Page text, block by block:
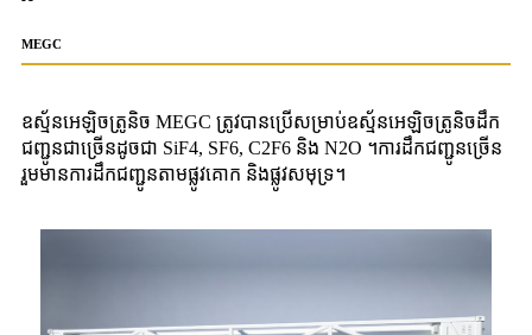
MEGC
ឧស្ម័នអេឡិចត្រូនិច MEGC ត្រូវបានប្រើសម្រាប់ឧស្ម័នអេឡិចត្រូនិចដឹក
ជញ្ជូនជាច្រើនដូចជា SiF4, SF6, C2F6 និង N2O ។ការដឹកជញ្ជូនច្រើន
រួមមានការដឹកជញ្ជូនតាមផ្លូវគោក និងផ្លូវសមុទ្រ។